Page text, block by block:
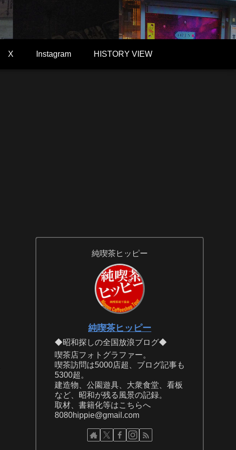
X Instagram HISTORY VIEW
純喫茶ヒッピー
純喫茶ヒッピー
◆昭和探しの全国放浪ブログ◆
喫茶店フォトグラファー。
喫茶訪問は5000店超、ブログ記事も
5300超。
建造物、公園遊具、大衆食堂、看板
など、昭和が残る風景の記録。
取材、書籍化等はこちらへ
8080hippie@gmail.com